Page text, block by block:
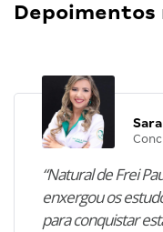
Depoimentos
“Natural de Frei
enxergou os
para conquistar